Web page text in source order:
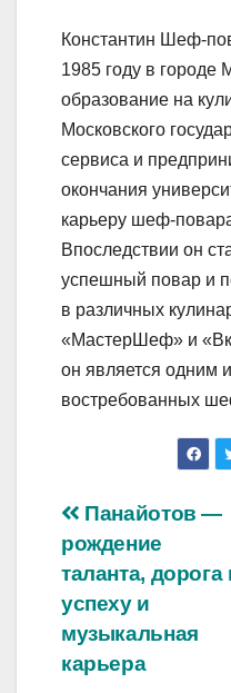
Константин Шеф-
1985 году в городе
образование на
Московского
сервиса и
окончания
карьеру шеф-
Впоследствии он
успешный повар и
в различных
«МастерШеф» и
он является одним
востребованных
Навигация
по
записям
Панайотов —
рождение
таланта, дорога
успеху и
музыкальная
карьера